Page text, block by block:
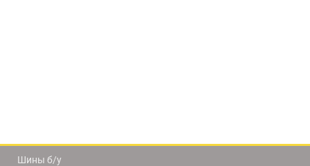
Шины б/у